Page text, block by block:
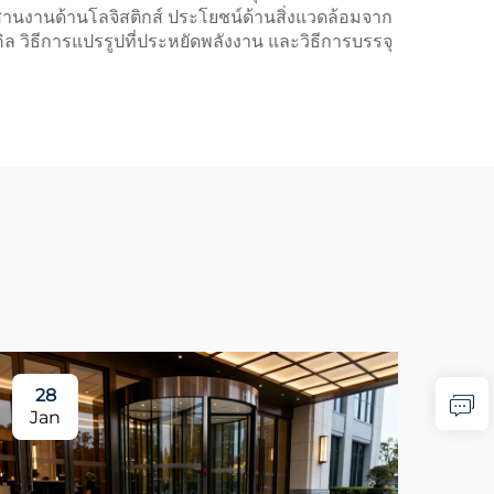
งานด้านโลจิสติกส์ ประโยชน์ด้านสิ่งแวดล้อมจาก
วิธีการแปรรูปที่ประหยัดพลังงาน และวิธีการบรรจุ
28
Jan